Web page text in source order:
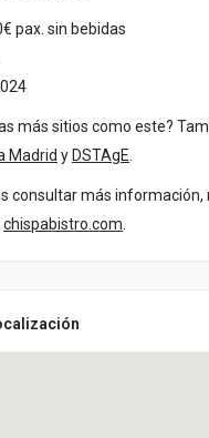
pax. sin bebidas
más sitios como este?
Madrid y DSTAgE.
consultar más
chispabistro.com.